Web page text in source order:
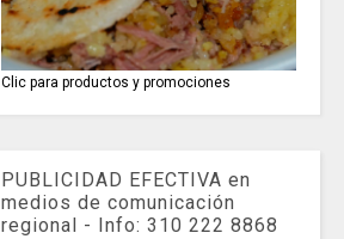
Clic para productos y promociones
PUBLICIDAD EFECTIVA en
medios de comunicación
regional - Info: 310 222 8868